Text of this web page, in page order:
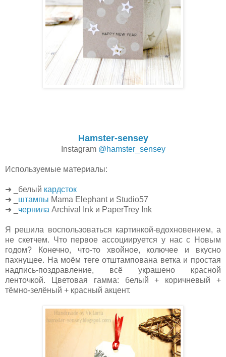
Hamster-sensey
Instagram @hamster_sensey
Используемые материалы:
➜ _белый кардсток
➜ _ штампы Mama Elephant и Studio57
➜ _ чернила Archival Ink и PaperTrey Ink
Я решила воспользоваться картинкой-вдохновением, а
не скетчем. Что первое ассоциируется у нас с Новым
годом? Конечно, что-то хвойное, колючее и вкусно
пахнущее. На моём теге отштампована ветка и простая
надпись-поздравление, всё украшено красной
ленточкой. Цветовая гамма: белый + коричневый +
тёмно-зелёный + красный акцент.